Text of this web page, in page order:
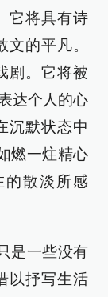
它将具有诗
的平凡。
剧。它将被
达个人的心
沉默状态中
燃一炷精心
的散淡所感
是一些没有
以抒写生活